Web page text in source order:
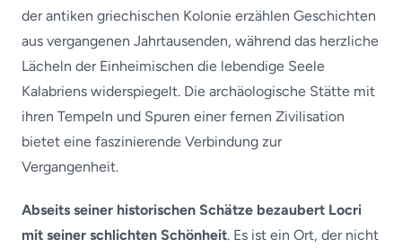
der antiken griechischen Kolonie erzählen Geschichten
aus vergangenen Jahrtausenden, während das herzliche
Lächeln der Einheimischen die lebendige Seele
Kalabriens widerspiegelt. Die archäologische Stätte mit
ihren Tempeln und Spuren einer fernen Zivilisation
bietet eine faszinierende Verbindung zur
Vergangenheit.
Abseits seiner historischen Schätze bezaubert Locri
mit seiner schlichten Schönheit. Es ist ein Ort, der nicht